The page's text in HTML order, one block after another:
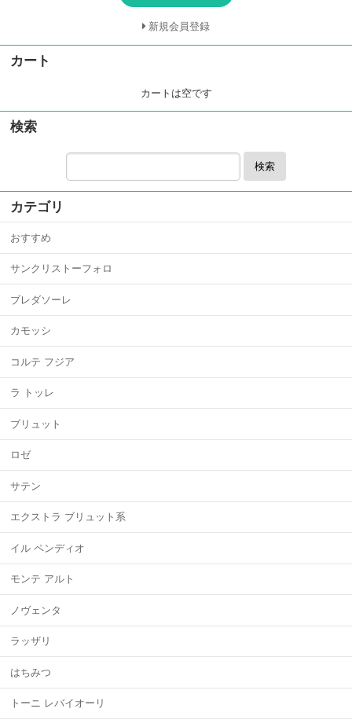
新規会員登録
カート
カートは空です
検索
検索
カテゴリ
おすすめ
サンクリストーフォロ
ブレダソーレ
カモッシ
コルテ フジア
ラ トッレ
ブリュット
ロゼ
サテン
エクストラ ブリュット系
イル ペンディオ
モンテ アルト
ノヴェンタ
ラッザリ
はちみつ
トーニ レバイオーリ